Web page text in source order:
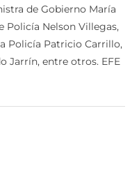
de Gobierno María
Policía Nelson Villegas,
Policía Patricio Carrillo,
Jarrín, entre otros. EFE